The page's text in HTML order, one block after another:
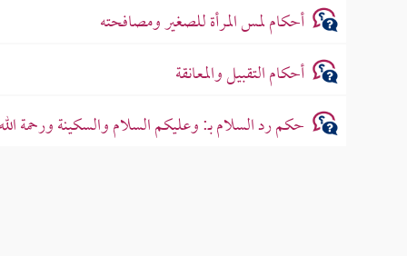
أحكام لمس المرأة للصغير ومصافحته
أحكام التقبيل والمعانقة
حكم رد السلام بـ: وعليكم السلام والسكينة ورحمة